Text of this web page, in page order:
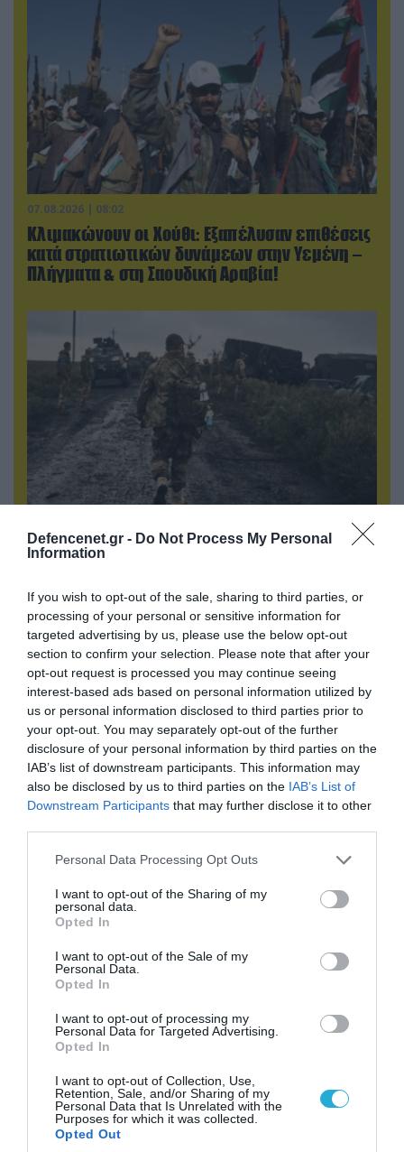
Defencenet.gr - Do Not Process My Personal
Information
If you wish to opt-out of the sale, sharing to third parties, or
processing of your personal or sensitive information for
targeted advertising by us, please use the below opt-out
section to confirm your selection. Please note that after your
opt-out request is processed you may continue seeing
interest-based ads based on personal information utilized by
us or personal information disclosed to third parties prior to
your opt-out. You may separately opt-out of the further
disclosure of your personal information by third parties on the
IAB’s list of downstream participants. This information may
also be disclosed by us to third parties on the IAB’s List of
Downstream Participants that may further disclose it to other
Please note that this website/app uses one or more Google
not limited to your visit or usage behaviour. You may click to
grant or deny consent to Google and its third-party tags to
use your data for below specified purposes in below Google
consent section.
Personal Data Processing Opt Outs
I want to opt-out of the Sharing of my
personal data.
Opted In
I want to opt-out of the Sale of my
Personal Data.
Opted In
I want to opt-out of processing my
Personal Data for Targeted Advertising.
Opted In
I want to opt-out of Collection, Use,
Retention, Sale, and/or Sharing of my
Personal Data that Is Unrelated with the
Purposes for which it was collected.
Opted Out
07.08.2026 | 08:02
Κλιμακώνουν οι Χούθι: Eξαπέλυσαν επιθέσεις
κατά στρατιωτικών δυνάμεων στην Υεμένη –
Πλήγματα & στη Σαουδική Αραβία!
06.08.2026 | 17:02
Ουκρανία: Αποκαλύφθηκε ο αριθμός των
07.08.2026 | 02:02
Στο Βελιγράδι ο Β.Ζελένσκι: «Πρέπει να
στρατόπεδο της Ρωσίας»